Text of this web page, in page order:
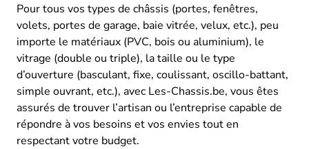
Pour tous vos types de châssis (portes, fenêtres,
volets, portes de garage, baie vitrée, velux, etc.), peu
importe le matériaux (PVC, bois ou aluminium), le
vitrage (double ou triple), la taille ou le type
d’ouverture (basculant, fixe, coulissant, oscillo-battant,
simple ouvrant, etc.), avec Les-Chassis.be, vous êtes
assurés de trouver l’artisan ou l’entreprise capable de
répondre à vos besoins et vos envies tout en
respectant votre budget.